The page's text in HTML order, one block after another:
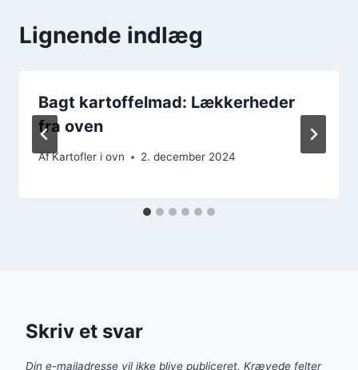
Lignende indlæg
Bagt kartoffelmad: Lækkerheder
fra oven
AfKartofler i ovn 2. december 2024
Skriv et svar
Din e-mailadresse vil ikke blive publiceret. Krævede felter